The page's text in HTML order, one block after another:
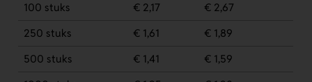
100 stuks € 2,17
€ 2,67
250 stuks
€ 1,61
€ 1,89
500 stuks
€ 1,41
€ 1,59